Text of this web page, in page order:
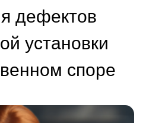
дефектов
установки
споре